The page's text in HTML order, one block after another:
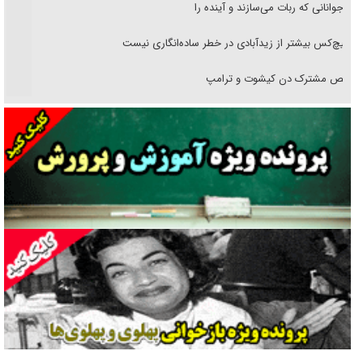
نوجوانانی که ربات می‌سازند و آینده را
هیچ‌کس بیشتر از زیدآبادی در خطر ساده‌انگاری نیست
رقص مشترک دن کیشوت و ترامپ
دنده دولت به واگذاری مسئله‌دار ایران‌خودرو/ خصوصی‌سازی یا انحصار؟
غریزه‌ی بقا و آقای باقی و رفقا
جراحی‌های زیبایی با مدرک فوق‌دیپلم! + گفت‌وگو با متهم
گفت‌وگو با همسر یکی از شهدای جنگ رمضان/ پیکر بی‌سر شهید را از
انگشت‌های پا شناسایی کردیم
نسلی که آنلاین الگو می‌گیرد
گفت‌وگو با آیت‌الله جاودان/ جفای مخالفان مکانت معنوی رهبر شهید را
ارتقا می‌داد